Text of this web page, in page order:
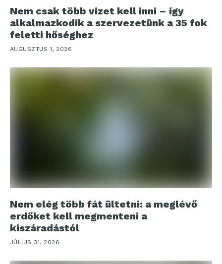
Nem csak több vizet kell inni – így
alkalmazkodik a szervezetünk a 35 fok
feletti hőséghez
AUGUSZTUS 1, 2026
Nem elég több fát ültetni: a meglévő
erdőket kell megmenteni a
kiszáradástól
JÚLIUS 31, 2026